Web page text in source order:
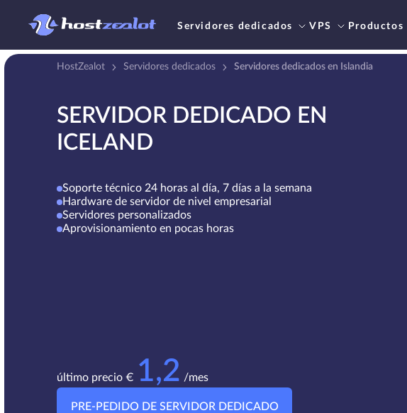
Servidores dedicados VPS Productos
HostZealot Servidores dedicados Servidores dedicados en Islandia
SERVIDOR DEDICADO EN
ICELAND
Soporte técnico 24 horas al día, 7 días a la semana
Hardware de servidor de nivel empresarial
Servidores personalizados
Aprovisionamiento en pocas horas
último precio € 1,2 /mes
PRE-PEDIDO DE SERVIDOR DEDICADO